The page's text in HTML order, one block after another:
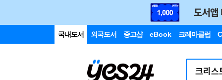
국내도서 외국도서 중고샵 eBook 크레마클럽